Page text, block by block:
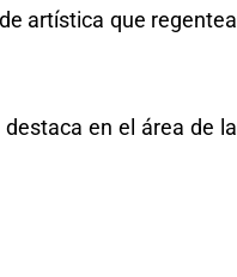
artística que regentea
en el área de la